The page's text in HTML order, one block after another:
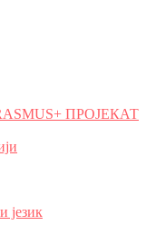
ПРОЈЕКАТ
језик